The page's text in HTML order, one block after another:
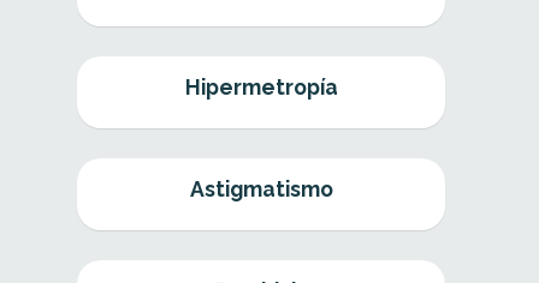
Hipermetropía
Astigmatismo